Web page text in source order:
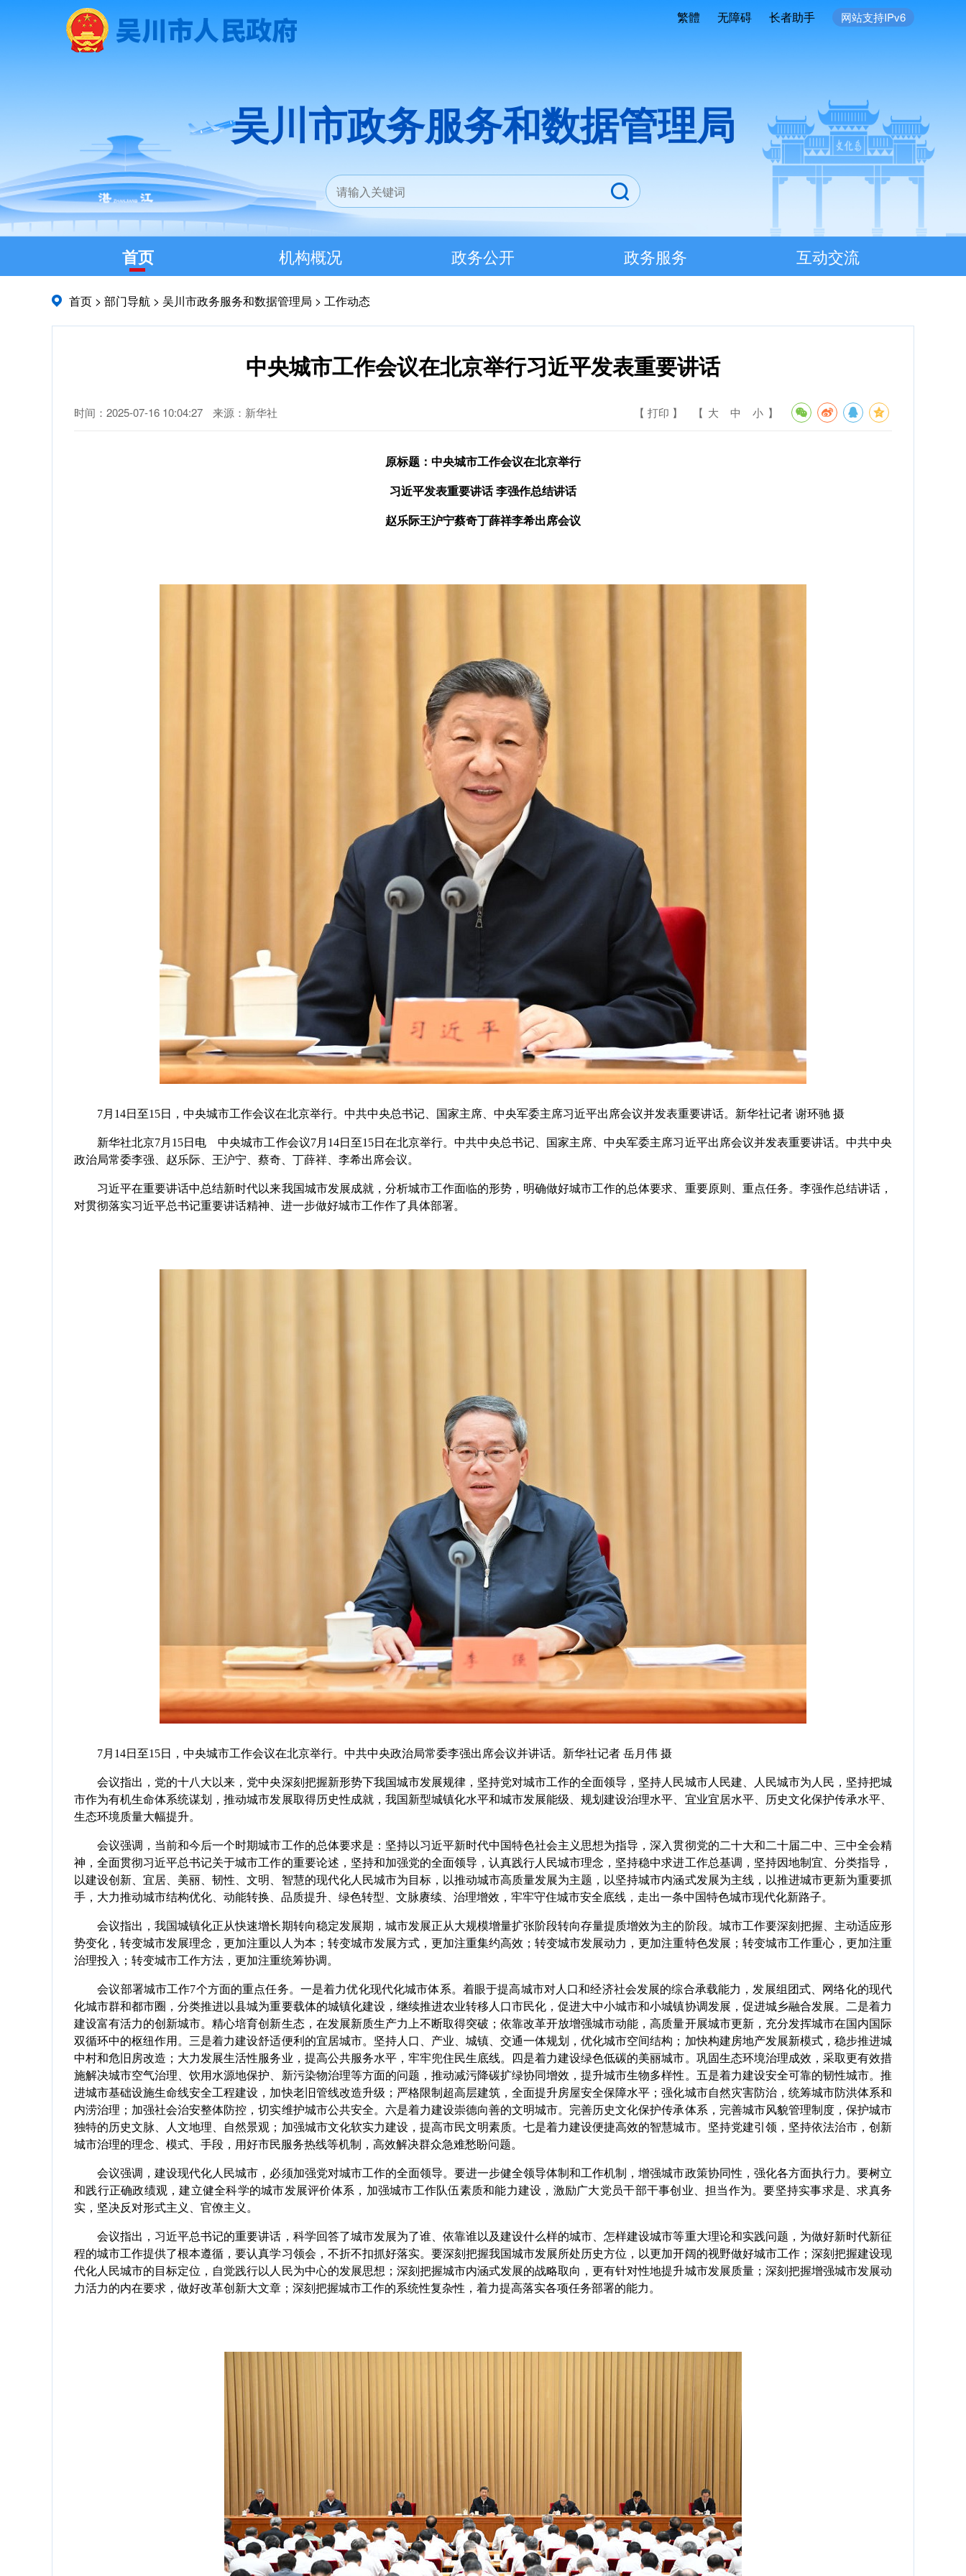
繁體 无障碍 长者助手 网站支持IPv6
吴川市政务服务和数据管理局
首页 机构概况 政务公开 政务服务 互动交流
首页 > 部门导航 > 吴川市政务服务和数据管理局 > 工作动态
中央城市工作会议在北京举行习近平发表重要讲话
时间：2025-07-16 10:04:27 来源：新华社 【 打印 】 【 大 中 小 】
原标题：中央城市工作会议在北京举行
习近平发表重要讲话 李强作总结讲话
赵乐际王沪宁蔡奇丁薛祥李希出席会议
7月14日至15日，中央城市工作会议在北京举行。中共中央总书记、国家主席、中央军委主席习近平出席会议并发表重要讲话。新华社记者 谢环驰 摄
新华社北京7月15日电 中央城市工作会议7月14日至15日在北京举行。中共中央总书记、国家主席、中央军委主席习近平出席会议并发表重要讲话。中共中央
政治局常委李强、赵乐际、王沪宁、蔡奇、丁薛祥、李希出席会议。
习近平在重要讲话中总结新时代以来我国城市发展成就，分析城市工作面临的形势，明确做好城市工作的总体要求、重要原则、重点任务。李强作总结讲话，
对贯彻落实习近平总书记重要讲话精神、进一步做好城市工作作了具体部署。
7月14日至15日，中央城市工作会议在北京举行。中共中央政治局常委李强出席会议并讲话。新华社记者 岳月伟 摄
会议指出，党的十八大以来，党中央深刻把握新形势下我国城市发展规律，坚持党对城市工作的全面领导，坚持人民城市人民建、人民城市为人民，坚持把城
市作为有机生命体系统谋划，推动城市发展取得历史性成就，我国新型城镇化水平和城市发展能级、规划建设治理水平、宜业宜居水平、历史文化保护传承水平、
生态环境质量大幅提升。
会议强调，当前和今后一个时期城市工作的总体要求是：坚持以习近平新时代中国特色社会主义思想为指导，深入贯彻党的二十大和二十届二中、三中全会精
神，全面贯彻习近平总书记关于城市工作的重要论述，坚持和加强党的全面领导，认真践行人民城市理念，坚持稳中求进工作总基调，坚持因地制宜、分类指导，
以建设创新、宜居、美丽、韧性、文明、智慧的现代化人民城市为目标，以推动城市高质量发展为主题，以坚持城市内涵式发展为主线，以推进城市更新为重要抓
手，大力推动城市结构优化、动能转换、品质提升、绿色转型、文脉赓续、治理增效，牢牢守住城市安全底线，走出一条中国特色城市现代化新路子。
会议指出，我国城镇化正从快速增长期转向稳定发展期，城市发展正从大规模增量扩张阶段转向存量提质增效为主的阶段。城市工作要深刻把握、主动适应形
势变化，转变城市发展理念，更加注重以人为本；转变城市发展方式，更加注重集约高效；转变城市发展动力，更加注重特色发展；转变城市工作重心，更加注重
治理投入；转变城市工作方法，更加注重统筹协调。
会议部署城市工作7个方面的重点任务。一是着力优化现代化城市体系。着眼于提高城市对人口和经济社会发展的综合承载能力，发展组团式、网络化的现代
化城市群和都市圈，分类推进以县城为重要载体的城镇化建设，继续推进农业转移人口市民化，促进大中小城市和小城镇协调发展，促进城乡融合发展。二是着力
建设富有活力的创新城市。精心培育创新生态，在发展新质生产力上不断取得突破；依靠改革开放增强城市动能，高质量开展城市更新，充分发挥城市在国内国际
双循环中的枢纽作用。三是着力建设舒适便利的宜居城市。坚持人口、产业、城镇、交通一体规划，优化城市空间结构；加快构建房地产发展新模式，稳步推进城
中村和危旧房改造；大力发展生活性服务业，提高公共服务水平，牢牢兜住民生底线。四是着力建设绿色低碳的美丽城市。巩固生态环境治理成效，采取更有效措
施解决城市空气治理、饮用水源地保护、新污染物治理等方面的问题，推动减污降碳扩绿协同增效，提升城市生物多样性。五是着力建设安全可靠的韧性城市。推
进城市基础设施生命线安全工程建设，加快老旧管线改造升级；严格限制超高层建筑，全面提升房屋安全保障水平；强化城市自然灾害防治，统筹城市防洪体系和
内涝治理；加强社会治安整体防控，切实维护城市公共安全。六是着力建设崇德向善的文明城市。完善历史文化保护传承体系，完善城市风貌管理制度，保护城市
独特的历史文脉、人文地理、自然景观；加强城市文化软实力建设，提高市民文明素质。七是着力建设便捷高效的智慧城市。坚持党建引领，坚持依法治市，创新
城市治理的理念、模式、手段，用好市民服务热线等机制，高效解决群众急难愁盼问题。
会议强调，建设现代化人民城市，必须加强党对城市工作的全面领导。要进一步健全领导体制和工作机制，增强城市政策协同性，强化各方面执行力。要树立
和践行正确政绩观，建立健全科学的城市发展评价体系，加强城市工作队伍素质和能力建设，激励广大党员干部干事创业、担当作为。要坚持实事求是、求真务
实，坚决反对形式主义、官僚主义。
会议指出，习近平总书记的重要讲话，科学回答了城市发展为了谁、依靠谁以及建设什么样的城市、怎样建设城市等重大理论和实践问题，为做好新时代新征
程的城市工作提供了根本遵循，要认真学习领会，不折不扣抓好落实。要深刻把握我国城市发展所处历史方位，以更加开阔的视野做好城市工作；深刻把握建设现
代化人民城市的目标定位，自觉践行以人民为中心的发展思想；深刻把握城市内涵式发展的战略取向，更有针对性地提升城市发展质量；深刻把握增强城市发展动
力活力的内在要求，做好改革创新大文章；深刻把握城市工作的系统性复杂性，着力提高落实各项任务部署的能力。